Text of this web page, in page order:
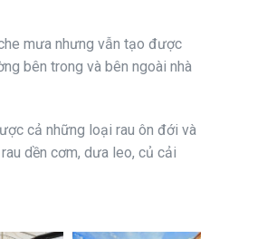
mưa nhưng vẫn tạo được
bên trong và bên ngoài nhà
cả những loại rau ôn đới và
dền cơm, dưa leo, củ cải